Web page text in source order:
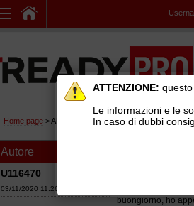
Home page > AREE DI SUPPORTO TECNICO
Autore
U116470
03/11/2020 11:26
buongiorno, ho
ATTENZIONE:
Le informazioni e le
In caso di dubbi